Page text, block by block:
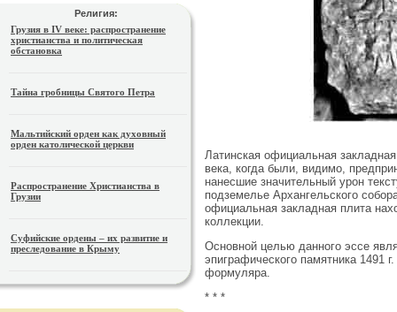
Религия:
Грузия в IV веке: распространение
христианства и политическая
обстановка
Тайна гробницы Святого Петра
Мальтийский орден как духовный
орден католической церкви
Распространение Христианства в
Грузии
Суфийские ордены – их развитие и
преследование в Крыму
Латинская официальная
века, когда были, видимо,
нанесшие значительный урон
подземелье Архангельского
официальная закладная плита
коллекции.
Основной целью данного эссе
эпиграфического памятника 1491
формуляра.
* * *